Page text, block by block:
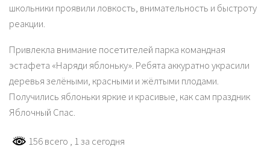
школьники проявили ловкость, внимательность и быстроту
реакции.
Привлекла внимание посетителей парка командная
эстафета «Наряди яблоньку». Ребята аккуратно украсили
деревья зелёными, красными и жёлтыми плодами.
Получились яблоньки яркие и красивые, как сам праздник
Яблочный Спас.
156 всего , 1 за сегодня